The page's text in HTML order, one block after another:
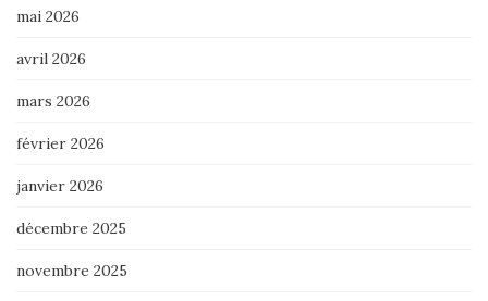
mai 2026
avril 2026
mars 2026
février 2026
janvier 2026
décembre 2025
novembre 2025